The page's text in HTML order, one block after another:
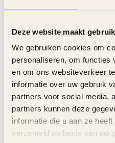
Deze website maakt
We gebruiken cookies om
personaliseren, om functies
en om ons websiteverkeer
informatie over uw gebruik
partners voor social media,
partners kunnen deze
informatie die u aan ze
verzameld op basis van uw
Razor
Rider 360 -
Op voorraad
RAZOR RIJDEND
Kettingspanner
W25143490079
RAZOR RIJDEND
Razor Twist Grip